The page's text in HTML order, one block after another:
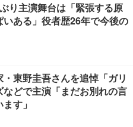
り主演舞台は「緊張する原
いある」役者歴26年で今後の
東野圭吾さんを追悼「ガリ
などで主演「まだお別れの言
す」